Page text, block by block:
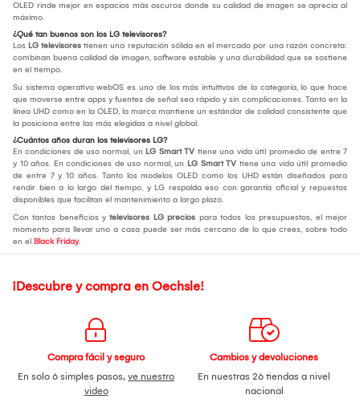
OLED rinde mejor en espacios más oscuros donde su calidad de imagen se aprecia al
máximo.
¿Qué tan buenos son los LG televisores?
Los LG televisores tienen una reputación sólida en el mercado por una razón concreta:
combinan buena calidad de imagen, software estable y una durabilidad que se sostiene
en el tiempo.
Su sistema operativo webOS es uno de los más intuitivos de la categoría, lo que hace
que moverse entre apps y fuentes de señal sea rápido y sin complicaciones. Tanto en la
línea UHD como en la OLED, la marca mantiene un estándar de calidad consistente que
la posiciona entre las más elegidas a nivel global.
¿Cuántos años duran los televisores LG?
En condiciones de uso normal, un LG Smart TV tiene una vida útil promedio de entre 7
y 10 años. En condiciones de uso normal, un LG Smart TV tiene una vida útil promedio
de entre 7 y 10 años. Tanto los modelos OLED como los UHD están diseñados para
rendir bien a lo largo del tiempo, y LG respalda eso con garantía oficial y repuestos
disponibles que facilitan el mantenimiento a largo plazo.
Con tantos beneficios y televisores LG precios para todos los presupuestos, el mejor
momento para llevar uno a casa puede ser más cercano de lo que crees, sobre todo
en el Black Friday.
¡Descubre y compra en Oechsle!
Compra fácil y seguro
En solo 6 simples pasos, ve nuestro
video
Cambios y devoluciones
En nuestras 26 tiendas a nivel
nacional